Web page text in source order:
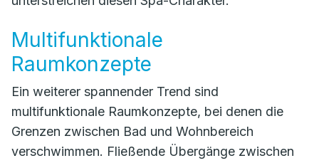
Multifunktionale
Raumkonzepte
Ein weiterer spannender Trend sind
multifunktionale Raumkonzepte, bei denen die
Grenzen zwischen Bad und Wohnbereich
verschwimmen. Fließende Übergänge zwischen